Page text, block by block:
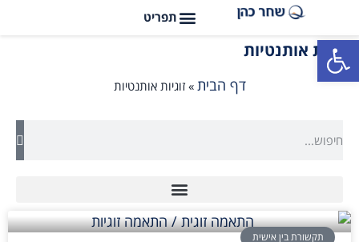
פתח סרגל נגישות
זוגיות אותנטיות
דף הבית »זוגיות אותנטיות
תקשורת בין אישית